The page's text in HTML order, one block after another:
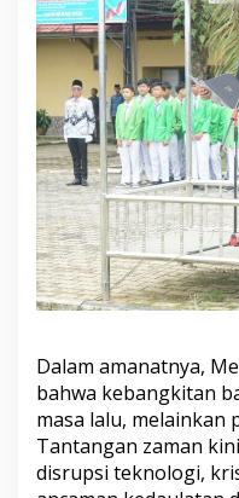
i
B
u
n
g
o
:
K
o
b
a
r
k
a
n
e
m
a
n
g
a
Dalam amanatnya,
bahwa kebangkitan
masa lalu, melainkan
Tantangan zaman
disrupsi teknologi,